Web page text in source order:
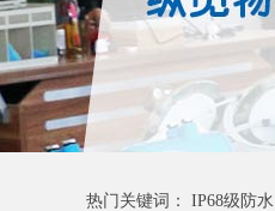
热门关键词： IP68级防水